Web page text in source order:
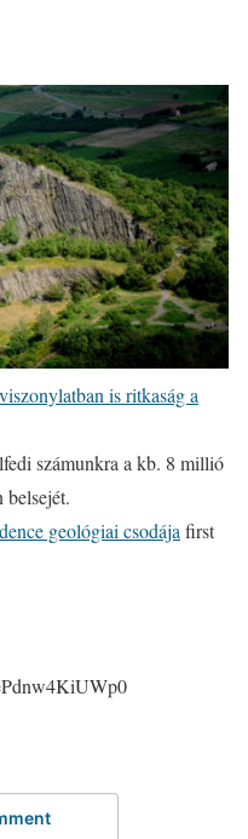
is ritkaság a
számunkra a kb. 8 millió
geológiai csodájafirst